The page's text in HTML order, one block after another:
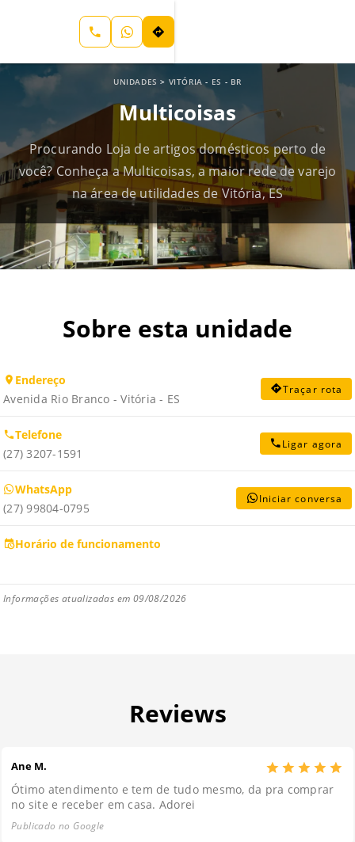
UNIDADES > VITÓRIA - ES - BR
Multicoisas
Procurando Loja de artigos domésticos perto de
você? Conheça a Multicoisas, a maior rede de varejo
na área de utilidades de Vitória, ES
Sobre esta unidade
Endereço
Avenida Rio Branco - Vitória - ES
Traçar rota
Telefone
(27) 3207-1591
Ligar agora
WhatsApp
(27) 99804-0795
Iniciar conversa
Horário de funcionamento
Informações atualizadas em 09/08/2026
Reviews
Ane M.
Ótimo atendimento e tem de tudo mesmo, da pra comprar
no site e receber em casa. Adorei
Publicado no Google